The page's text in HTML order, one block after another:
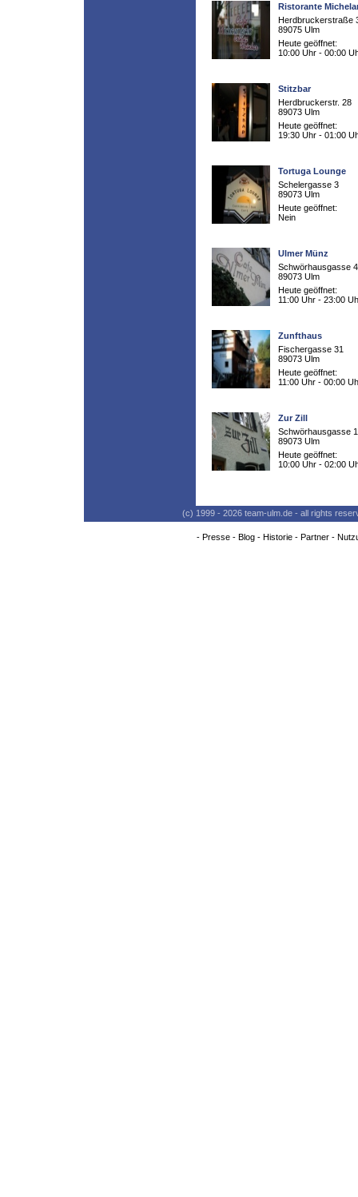
Ristorante
Herdbruckerstraße
89075 Ulm
Heute geöffnet:
10:00 Uhr - 00:00
Stitzbar
Herdbruckerstr. 28
89073 Ulm
Heute geöffnet:
19:30 Uhr - 01:00
Tortuga Lounge
Schelergasse 3
89073 Ulm
Heute geöffnet:
Nein
Ulmer Münz
Schwörhausgasse 4
89073 Ulm
Heute geöffnet:
11:00 Uhr - 23:00
Zunfthaus
Fischergasse 31
89073 Ulm
Heute geöffnet:
11:00 Uhr - 00:00
Zur Zill
Schwörhausgasse
89073 Ulm
Heute geöffnet:
10:00 Uhr - 02:00
(c) 1999 - 2026 team-ulm.de - all rights
- Presse- Blog- Historie- Partner-